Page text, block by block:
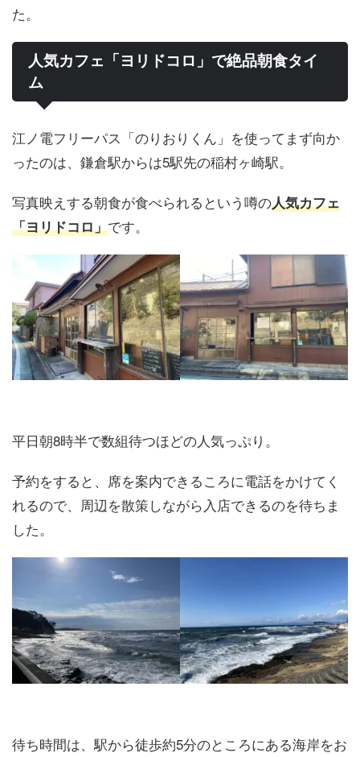
た。
人気カフェ「ヨリドコロ」で絶品朝食タイ
ム
江ノ電フリーパス「のりおりくん」を使ってまず向か
ったのは、鎌倉駅からは5駅先の稲村ヶ崎駅。
写真映えする朝食が食べられるという噂の人気カフェ
「ヨリドコロ」です。
平日朝8時半で数組待つほどの人気っぷり。
予約をすると、席を案内できるころに電話をかけてく
れるので、周辺を散策しながら入店できるのを待ちま
した。
待ち時間は、駅から徒歩約5分のところにある海岸をお